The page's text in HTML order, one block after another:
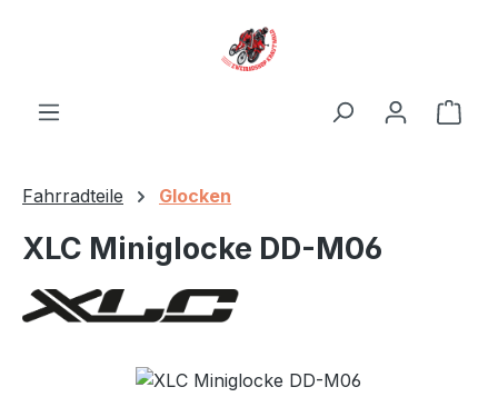
Fahrradteile Glocken
XLC Miniglocke DD-M06
Bildergalerie überspringen